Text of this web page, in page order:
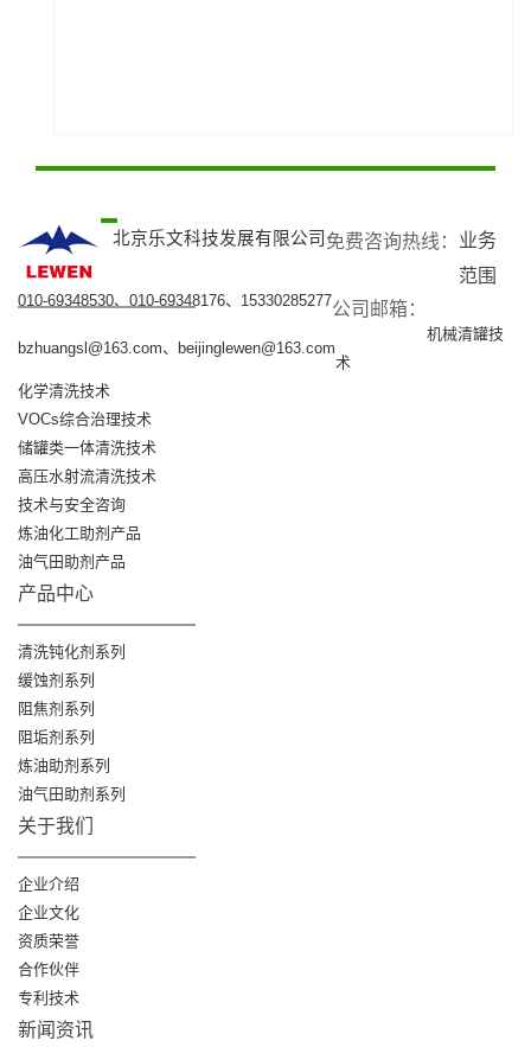
北京乐文科技发展有限公司 免费咨询热线：​
010-69348530、010-69348176、15330285277公司邮箱：​
bzhuangsl@163.com、beijinglewen@163.com
业务
范围
机械清罐技
术
化学清洗技术
VOCs综合治理技术
储罐类一体清洗技术
高压水射流清洗技术
技术与安全咨询
炼油化工助剂产品
油气田助剂产品
产品中心
清洗钝化剂系列
缓蚀剂系列
阻焦剂系列
阻垢剂系列
炼油助剂系列
油气田助剂系列
关于我们
企业介绍
企业文化
资质荣誉
合作伙伴
专利技术
新闻资讯